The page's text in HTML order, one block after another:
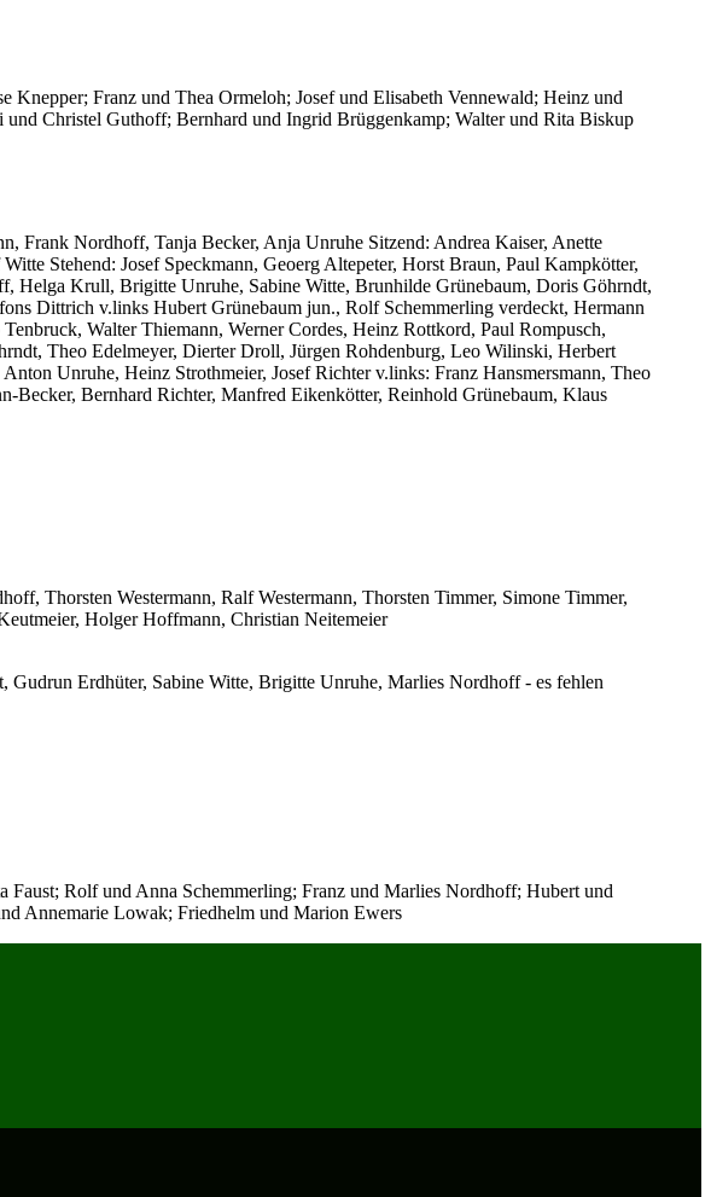
Franz und Thea Ormeloh; Josef und Elisabeth Vennewald; Heinz und
Christel Guthoff; Bernhard und Ingrid Brüggenkamp; Walter und Rita Biskup
Frank Nordhoff, Tanja Becker, Anja Unruhe Sitzend: Andrea Kaiser, Anette
Stehend: Josef Speckmann, Geoerg Altepeter, Horst Braun, Paul Kampkötter,
Helga Krull, Brigitte Unruhe, Sabine Witte, Brunhilde Grünebaum, Doris Göhrndt,
Dittrich v.links Hubert Grünebaum jun., Rolf Schemmerling verdeckt, Hermann
Walter Thiemann, Werner Cordes, Heinz Rottkord, Paul Rompusch,
Theo Edelmeyer, Dierter Droll, Jürgen Rohdenburg, Leo Wilinski, Herbert
Unruhe, Heinz Strothmeier, Josef Richter v.links: Franz Hansmersmann, Theo
Bernhard Richter, Manfred Eikenkötter, Reinhold Grünebaum, Klaus
Thorsten Westermann, Ralf Westermann, Thorsten Timmer, Simone Timmer,
Holger Hoffmann, Christian Neitemeier
Erdhüter, Sabine Witte, Brigitte Unruhe, Marlies Nordhoff - es fehlen
Rolf und Anna Schemmerling; Franz und Marlies Nordhoff; Hubert und
Annemarie Lowak; Friedhelm und Marion Ewers